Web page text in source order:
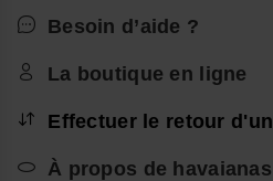
Besoin d’aide ?
La boutique en ligne
Effectuer le retour
À propos de havaianas